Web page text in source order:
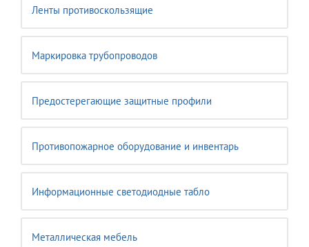
Ленты противоскользящие
Маркировка трубопроводов
Предостерегающие защитные профили
Противопожарное оборудование и инвентарь
Информационные светодиодные табло
Металлическая мебель